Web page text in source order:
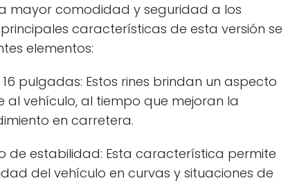
mayor comodidad y seguridad a los
características de esta versión se
elementos:
pulgadas: Estos rines brindan un aspecto
al vehículo, al tiempo que mejoran la
en carretera.
de estabilidad: Esta característica permite
del vehículo en curvas y situaciones de